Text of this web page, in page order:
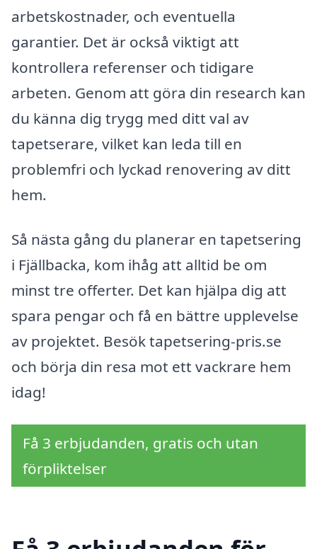
arbetskostnader, och eventuella
garantier. Det är också viktigt att
kontrollera referenser och tidigare
arbeten. Genom att göra din research kan
du känna dig trygg med ditt val av
tapetserare, vilket kan leda till en
problemfri och lyckad renovering av ditt
hem.
Så nästa gång du planerar en tapetsering
i Fjällbacka, kom ihåg att alltid be om
minst tre offerter. Det kan hjälpa dig att
spara pengar och få en bättre upplevelse
av projektet. Besök tapetsering-pris.se
och börja din resa mot ett vackrare hem
idag!
Få 3 erbjudanden, gratis och utan
förpliktelser